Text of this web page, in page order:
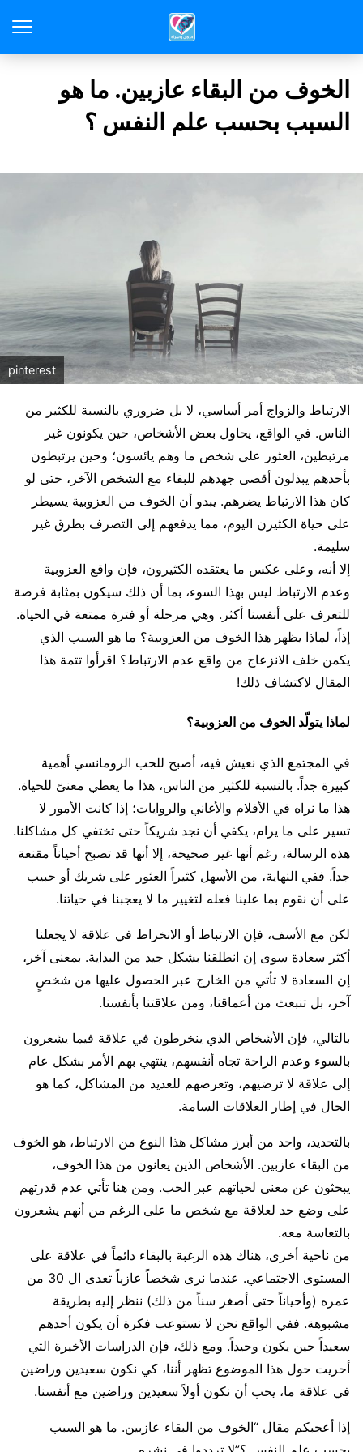
الخوف من البقاء عازبين. ما هو
السبب بحسب علم النفس ؟
pinterest
الارتباط والزواج أمر أساسي، لا بل ضروري بالنسبة للكثير من
الناس. في الواقع، يحاول بعض الأشخاص، حين يكونون غير
مرتبطين، العثور على شخص ما وهم يائسون؛ وحين يرتبطون
بأحدهم يبذلون أقصى جهدهم للبقاء مع الشخص الآخر، حتى لو
كان هذا الارتباط يضرهم. يبدو أن الخوف من العزوبية يسيطر
على حياة الكثيرن اليوم، مما يدفعهم إلى التصرف بطرق غير
سليمة.
إلا أنه، وعلى عكس ما يعتقده الكثيرون، فإن واقع العزوبية
وعدم الارتباط ليس بهذا السوء، بما أن ذلك سيكون بمثابة فرصة
للتعرف على أنفسنا أكثر. وهي مرحلة أو فترة ممتعة في الحياة.
إذاً، لماذا يظهر هذا الخوف من العزوبية؟ ما هو السبب الذي
يكمن خلف الانزعاج من واقع عدم الارتباط؟ اقرأوا تتمة هذا
المقال لاكتشاف ذلك!
لماذا يتولّد الخوف من العزوبية؟
في المجتمع الذي نعيش فيه، أصبح للحب الرومانسي أهمية
كبيرة جداً. بالنسبة للكثير من الناس، هذا ما يعطي معنىً للحياة.
هذا ما نراه في الأفلام والأغاني والروايات؛ إذا كانت الأمور لا
تسير على ما يرام، يكفي أن نجد شريكاً حتى تختفي كل مشاكلنا.
هذه الرسالة، رغم أنها غير صحيحة، إلا أنها قد تصبح أحياناً مقنعة
جداً. ففي النهاية، من الأسهل كثيراً العثور على شريك أو حبيب
على أن نقوم بما علينا فعله لتغيير ما لا يعجبنا في حياتنا.
لكن مع الأسف، فإن الارتباط أو الانخراط في علاقة لا يجعلنا
أكثر سعادة سوى إن انطلقنا بشكل جيد من البداية. بمعنى آخر،
إن السعادة لا تأتي من الخارج عبر الحصول عليها من شخصٍ
آخر، بل تنبعث من أعماقنا، ومن علاقتنا بأنفسنا.
بالتالي، فإن الأشخاص الذي ينخرطون في علاقة فيما يشعرون
بالسوء وعدم الراحة تجاه أنفسهم، ينتهي بهم الأمر بشكل عام
إلى علاقة لا ترضيهم، وتعرضهم للعديد من المشاكل، كما هو
الحال في إطار العلاقات السامة.
بالتحديد، واحد من أبرز مشاكل هذا النوع من الارتباط، هو الخوف
من البقاء عازبين. الأشخاص الذين يعانون من هذا الخوف،
يبحثون عن معنى لحياتهم عبر الحب. ومن هنا تأتي عدم قدرتهم
على وضع حد لعلاقة مع شخص ما على الرغم من أنهم يشعرون
بالتعاسة معه.
من ناحية أخرى، هناك هذه الرغبة بالبقاء دائماً في علاقة على
المستوى الاجتماعي. عندما نرى شخصاً عازباً تعدى ال 30 من
عمره (وأحياناً حتى أصغر سناً من ذلك) ننظر إليه بطريقة
مشبوهة. ففي الواقع نحن لا نستوعب فكرة أن يكون أحدهم
سعيداً حين يكون وحيداً. ومع ذلك، فإن الدراسات الأخيرة التي
أحريت حول هذا الموضوع تظهر أننا، كي نكون سعيدين وراضين
في علاقة ما، يحب أن نكون أولاً سعيدين وراضين مع أنفسنا.
إذا أعجبكم مقال “الخوف من البقاء عازبين. ما هو السبب